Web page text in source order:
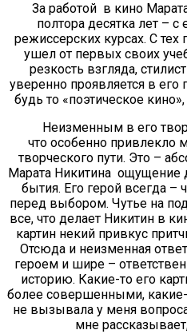
За работой в кино
полтора десятка лет –
режиссерских курсах. С тех
ушел от первых своих
резкость взгляда,
уверенно проявляется в
будь то «поэтическое
Неизменным в его
что особенно привлекло
творческого пути. Это –
Марата Никитина ощущение
бытия. Его герой всегда
перед выбором. Чутье на
все, что делает Никитин в
картин некий привкус
Отсюда и неизменная
героем и шире –
историю. Какие-то его
более совершенными,
не вызывала у меня
мне